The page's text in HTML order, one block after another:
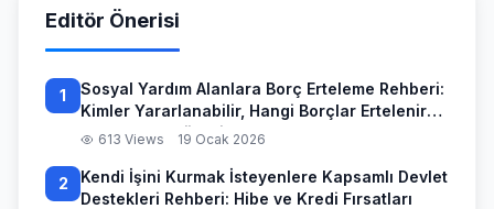
Editör Önerisi
1
Sosyal Yardım Alanlara Borç Erteleme Rehberi:
Kimler Yararlanabilir, Hangi Borçlar Ertelenir
ve Başvuru Süreci
613 Views 19 Ocak 2026
2
Kendi İşini Kurmak İsteyenlere Kapsamlı Devlet
Destekleri Rehberi: Hibe ve Kredi Fırsatları